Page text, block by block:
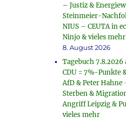
– Justiz &
Steinmeier-
NIUS – CEUTA in
Ninjo & vieles mehr
8. August 2026
Tagebuch
CDU = 7%-Punkte
AfD & Peter
Sterben &
Angriff Leipzig &
vieles mehr